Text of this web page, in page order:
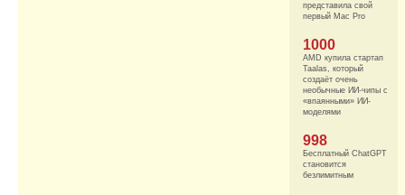
представила свой
первый Mac Pro
1000
AMD купила стартап
Taalas, который
создаёт очень
необычные ИИ-чипы с
«впаянными» ИИ-
моделями
998
Бесплатный ChatGPT
становится
безлимитным